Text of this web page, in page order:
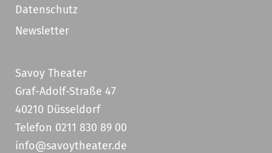
Datenschutz
Newsletter
Savoy Theater
Graf-Adolf-Straße 47
40210 Düsseldorf
Telefon 0211 830 89 00
info@savoytheater.de